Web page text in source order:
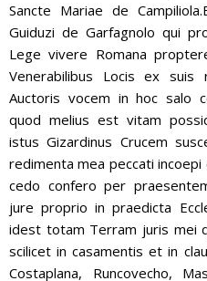
Sancte Mariae de
Guiduzi de Garfagnolo qui
Lege vivere Romana
Venerabilibus Locis ex suis
Auctoris vocem in hoc salo
quod melius est vitam
istus Gizardinus Crucem
redimenta mea peccati
cedo confero per
jure proprio in praedicta
idest totam Terram juris mei
scilicet in casamentis et in
Costaplana, Runcovecho,